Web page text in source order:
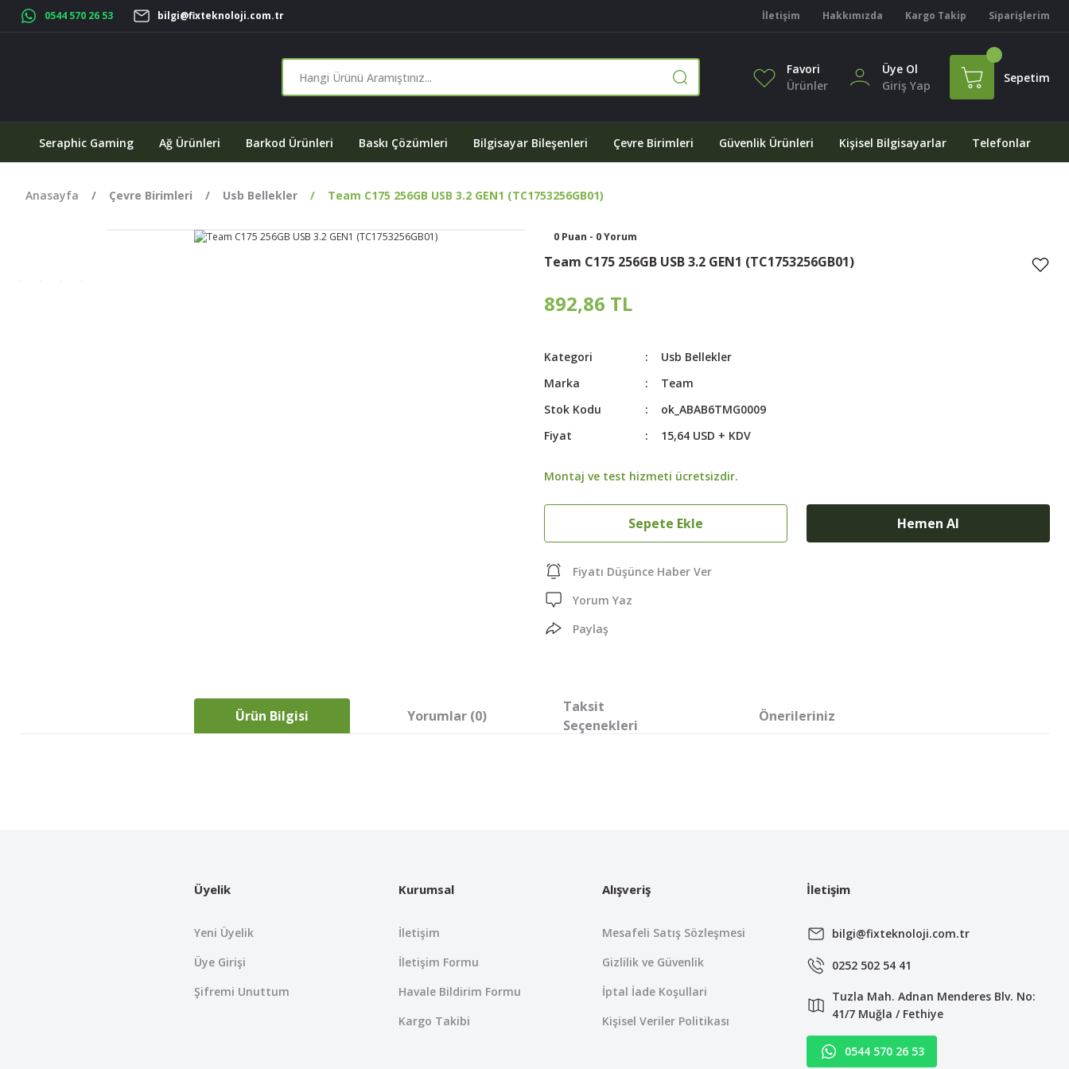
0544 570 26 53 bilgi@fixteknoloji.com.tr İletişim Hakkımızda Kargo Takip Siparişlerim
Favori
Ürünler
Üye Ol
Giriş Yap
Sepetim
Seraphic Gaming Ağ Ürünleri Barkod Ürünleri Baskı Çözümleri Bilgisayar Bileşenleri Çevre Birimleri Güvenlik Ürünleri Kişisel Bilgisayarlar Telefonlar
Anasayfa Çevre Birimleri Usb Bellekler Team C175 256GB USB 3.2 GEN1 (TC1753256GB01)
0 Puan - 0 Yorum
Team C175 256GB USB 3.2 GEN1 (TC1753256GB01)
892,86 TL
Kategori
Usb Bellekler
Marka
Team
Stok Kodu
ok_ABAB6TMG0009
Fiyat
15,64 USD + KDV
Montaj ve test hizmeti ücretsizdir.
Sepete Ekle Hemen Al
Fiyatı Düşünce Haber Ver
Yorum Yaz
Paylaş
Ürün Bilgisi Yorumlar (0)
Taksit
Seçenekleri
Önerileriniz
Ürün bilgilerinde hatalar bulunuyor.
Bu ürüne benzer farklı alternatifler olmalı.
Üyelik
Yeni Üyelik
Üye Girişi
Şifremi Unuttum
Kurumsal
İletişim
İletişim Formu
Havale Bildirim Formu
Kargo Takibi
Alışveriş
Mesafeli Satış Sözleşmesi
Gizlilik ve Güvenlik
İptal İade Koşullari
Kişisel Veriler Politikası
İletişim
bilgi@fixteknoloji.com.tr
0252 502 54 41
Tuzla Mah. Adnan Menderes Blv. No:
41/7 Muğla / Fethiye
0544 570 26 53